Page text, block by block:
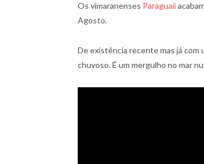
Os vimaranenses Paraguaii
Agosto.
De existência recente mas já com
chuvoso. É um mergulho no mar